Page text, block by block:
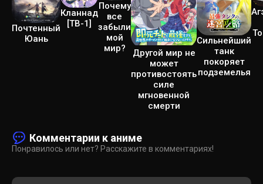
Почтенный
Юань
Кланнад
[ТВ-1]
Почему
все
забыли
мой
мир?
Другой мир не
может
противостоять
силе
мгновенной
смерти
Сильнейший
танк
покоряет
подземелья
Комментарии к аниме
Понравилось или нет? Расскажите в комментариях!